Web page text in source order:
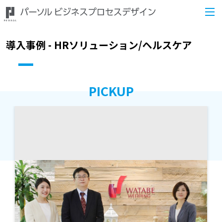
導入事例 - HRソリューション/ヘルスケア
PICKUP